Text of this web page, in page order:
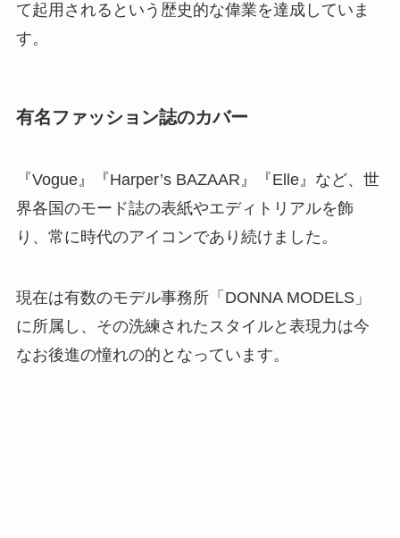
て起用されるという歴史的な偉業を達成していま
す。
有名ファッション誌のカバー
『Vogue』『Harper’s BAZAAR』『Elle』など、世
界各国のモード誌の表紙やエディトリアルを飾
り、常に時代のアイコンであり続けました。
現在は有数のモデル事務所「DONNA MODELS」
に所属し、その洗練されたスタイルと表現力は今
なお後進の憧れの的となっています。